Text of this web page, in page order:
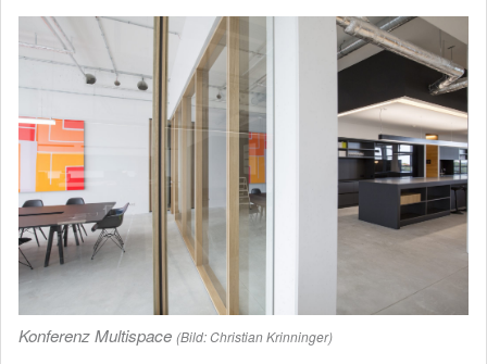
Konferenz Multispace (Bild: Christian Krinninger)